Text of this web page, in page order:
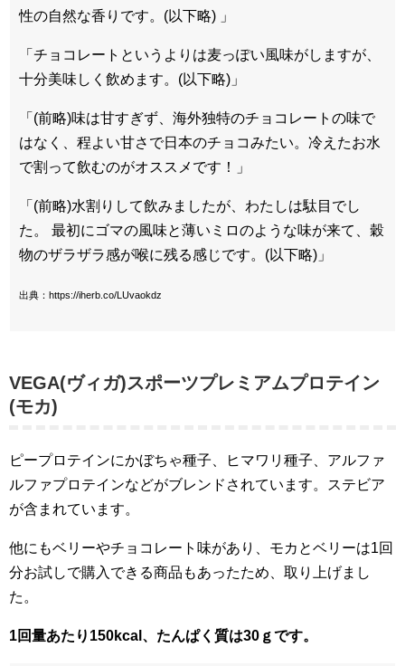
性の自然な香りです。(以下略) 」
「チョコレートというよりは麦っぽい風味がしますが、
十分美味しく飲めます。(以下略)」
「(前略)味は甘すぎず、海外独特のチョコレートの味で
はなく、程よい甘さで日本のチョコみたい。冷えたお水
で割って飲むのがオススメです！」
「(前略)水割りして飲みましたが、わたしは駄目でし
た。 最初にゴマの風味と薄いミロのような味が来て、穀
物のザラザラ感が喉に残る感じです。(以下略)」
出典：https://iherb.co/LUvaokdz
VEGA(ヴィガ)スポーツプレミアムプロテイン
(モカ)
ピープロテインにかぼちゃ種子、ヒマワリ種子、アルファ
ルファプロテインなどがブレンドされています。ステビア
が含まれています。
他にもベリーやチョコレート味があり、モカとベリーは1回
分お試しで購入できる商品もあったため、取り上げまし
た。
1回量あたり150kcal、たんぱく質は30ｇです。